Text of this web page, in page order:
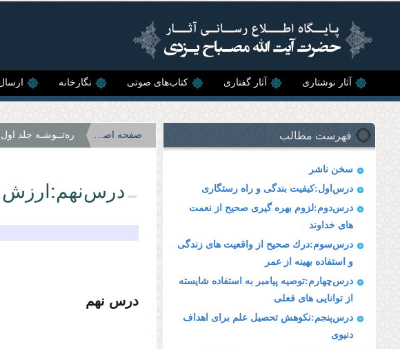
آثار نوشتاری آثار گفتاری کتاب‌های صوتی نگارخانه
فهرست مطالب
سخن ناشر
درس‌اول:كیفیت بندگى و راه رستگارى
درس‌دوم:لزوم بهره گیرى صحیح از نعمت
هاى خداوند
درس‌سوم:درك صحیح از واقعیت هاى زندگى
و استفاده بهینه از عمر
درس‌چهارم:توصیه پیامبر به استفاده شایسته
از توانایى هاى فعلى
درس‌پنجم:نكوهش تحصیل علم براى اهداف
دنیوى
صفحه اصلی ره‌تــوشـه جلد اول
درس‌نهم:ارزش
درس نهم